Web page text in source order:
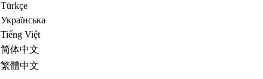
Türkçe
Украïнська
Tiếng Việt
简体中文
繁體中文